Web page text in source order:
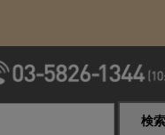
検索